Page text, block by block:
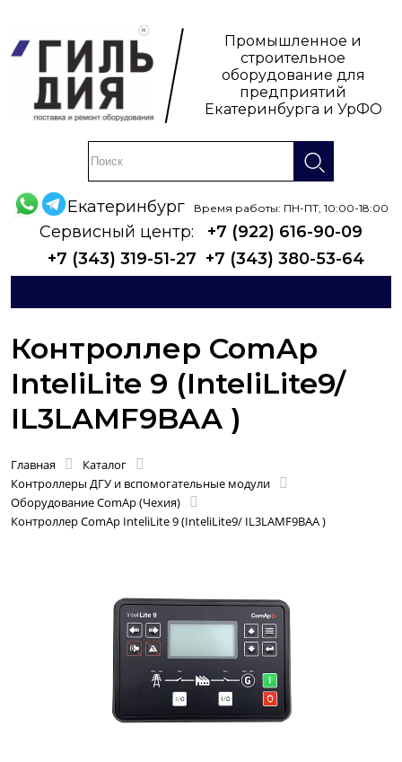
Промышленное и
строительное
оборудование для
предприятий
Екатеринбурга и УрФО
Екатеринбург Время работы: ПН-ПТ, 10:00-18:00
Сервисный центр:
+7 (922) 616-90-09
+7 (343) 319-51-27 +7 (343) 380-53-64
Контроллер ComAp
InteliLite 9 (InteliLite9/
IL3LAMF9BAA )
Главная
Каталог
Контроллеры ДГУ и вспомогательные модули
Оборудование ComAp (Чехия)
Контроллер ComAp InteliLite 9 (InteliLite9/ IL3LAMF9BAA )